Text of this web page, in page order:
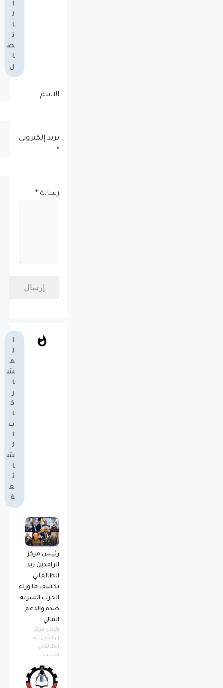
ا
ل
ا
ت
ص
ا
ل
الاسم
بريد إلكتروني
*
رسالة *
ا
ل
م
ش
ا
ر
ك
ا
ت
ا
ل
ش
ا
ئ
ع
ة
رئيس مركز
الرافدين زيد
الطالقاني
يكشف ما وراء
الحرب السرية
ضده والدعم
المالي
رئيس مركز
الرافدين زيد
الطالقاني
يكشف...